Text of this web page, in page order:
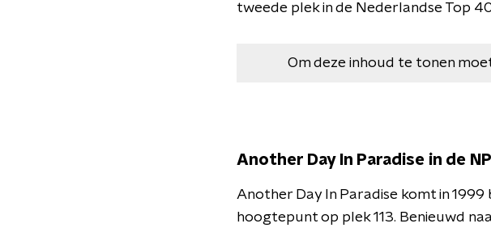
tweede plek in de Nederlandse Top
Om deze inhoud te tonen
Another Day In Paradise in de
Another Day InParadise komt in 1999
hoogtepunt op plek113. Benieuwd